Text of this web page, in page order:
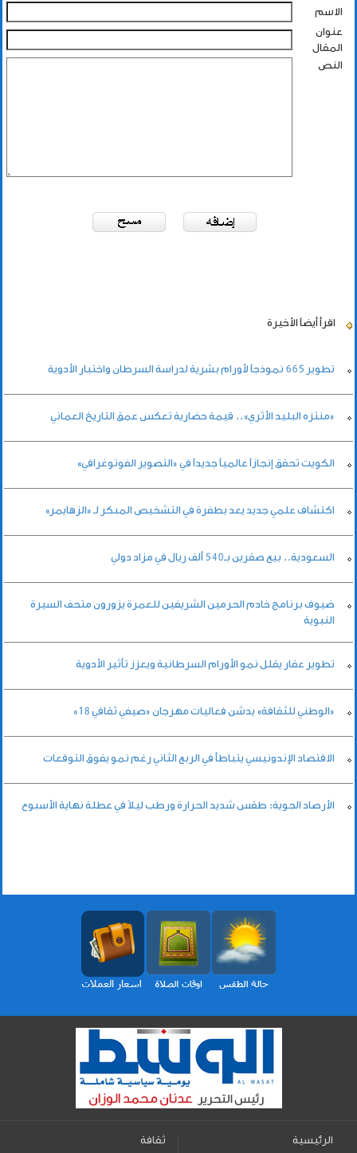
الاسم
عنوان
المقال
النص
اقرأ أيضاً الأخيرة
تطوير 665 نموذجاً لأورام بشرية لدراسة السرطان واختبار الأدوية
«منتزه البليد الأثري».. قيمة حضارية تعكس عمق التاريخ العماني
الكويت تحقق إنجازاً عالمياً جديداً في «التصوير الفوتوغرافي»
اكتشاف علمي جديد يعد بطفرة في التشخيص المبكر لـ «الزهايمر»
السعودية.. بيع صقرين بـ540 ألف ريال في مزاد دولي
ضيوف برنامج خادم الحرمين الشريفين للعمرة يزورون متحف السيرة
النبوية
تطوير عقار يقلل نمو الأورام السرطانية ويعزز تأثير الأدوية
«الوطني للثقافة» يدشن فعاليات مهرجان «صيفي ثقافي 18»
الاقتصاد الإندونيسي يتباطأ في الربع الثاني رغم نمو يفوق التوقعات
الأرصاد الجوية: طقس شديد الحرارة ورطب ليلاً في عطلة نهاية الأسبوع
الرئيسية ثقافة